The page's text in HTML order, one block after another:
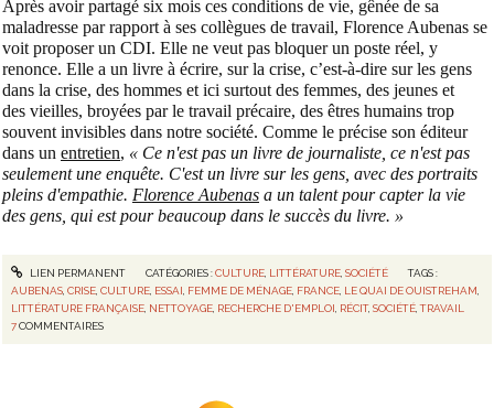
Après avoir partagé six mois ces conditions de vie, gênée de sa
maladresse par rapport à ses collègues de travail, Florence Aubenas se
voit proposer un CDI. Elle ne veut pas bloquer un poste réel, y
renonce. Elle a un livre à écrire, sur la crise, c’est-à-dire sur les gens
dans la crise, des hommes et ici surtout des femmes, des jeunes et
des vieilles, broyées par le travail précaire, des êtres humains trop
souvent invisibles dans notre société. Comme le précise son éditeur
dans un entretien, « Ce n'est pas un livre de journaliste, ce n'est pas
seulement une enquête. C'est un livre sur les gens, avec des portraits
pleins d'empathie. Florence Aubenas a un talent pour capter la vie
des gens, qui est pour beaucoup dans le succès du livre. »
LIEN PERMANENT CATÉGORIES :CULTURE, LITTÉRATURE, SOCIÉTÉ
TAGS :
AUBENAS ,CRISE ,CULTURE ESSAI FEMME DE MÉNAGE FRANCE LE QUAI DE OUISTREHAM
LITTÉRATURE FRANÇAISE NETTOYAGE RECHERCHE D'EMPLOI RÉCIT,SOCIÉTÉ ,TRAVAIL
7COMMENTAIRES